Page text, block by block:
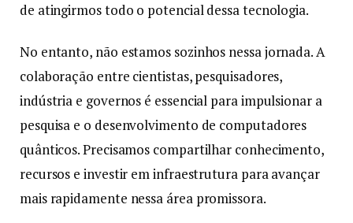
de atingirmos todo o potencial dessa tecnologia.
No entanto, não estamos sozinhos nessa jornada. A
colaboração entre cientistas, pesquisadores,
indústria e governos é essencial para impulsionar a
pesquisa e o desenvolvimento de computadores
quânticos. Precisamos compartilhar conhecimento,
recursos e investir em infraestrutura para avançar
mais rapidamente nessa área promissora.